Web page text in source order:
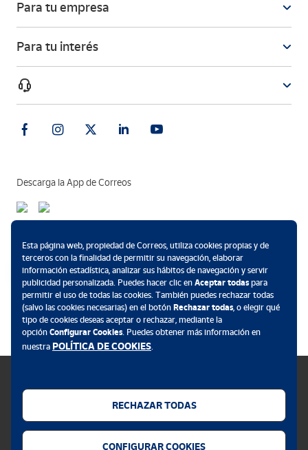
Para tu empresa
Para tu interés
Descarga la App de Correos
Política de cookies
Esta página web, propiedad de Correos, utiliza cookies propias y de
terceros con la finalidad de permitir su navegación, elaborar
información estadística, analizar sus hábitos de navegación y servir
publicidad personalizada. Puedes hacer clic en Aceptar todaspara
permitir el uso de todas las cookies. También puedes rechazar todas
(salvo las cookies necesarias) en el botón Rechazar todas, o elegir qué
tipo de cookies deseas aceptar o rechazar, mediante la
opción Configurar Cookies. Puedes obtener más información en
nuestra POLÍTICA DE COOKIES.
RECHAZAR TODAS
CONFIGURAR COOKIES